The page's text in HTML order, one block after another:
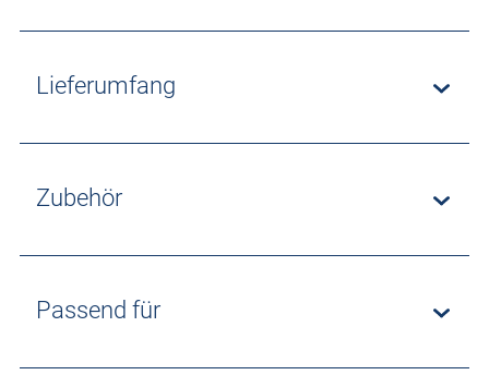
Lieferumfang
Zubehör
Passend für